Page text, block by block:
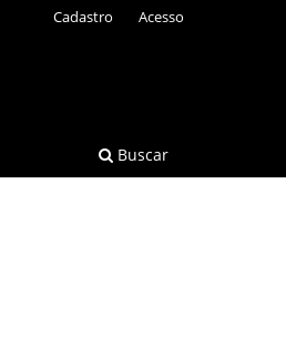
Buscar
Cadastro Acesso